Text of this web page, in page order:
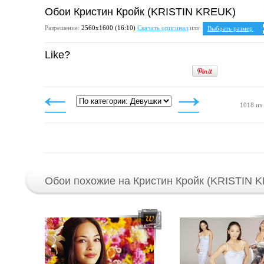
Обои Кристин Кройк (KRISTIN KREUK)
Разрешение: 2560х1600 (16:10) Скачать оригинал или
Выбрать размер
Ваше разрешение:
1024x768
Like?
1018 из
Обои похожие на Кристин Кройк (KRISTIN